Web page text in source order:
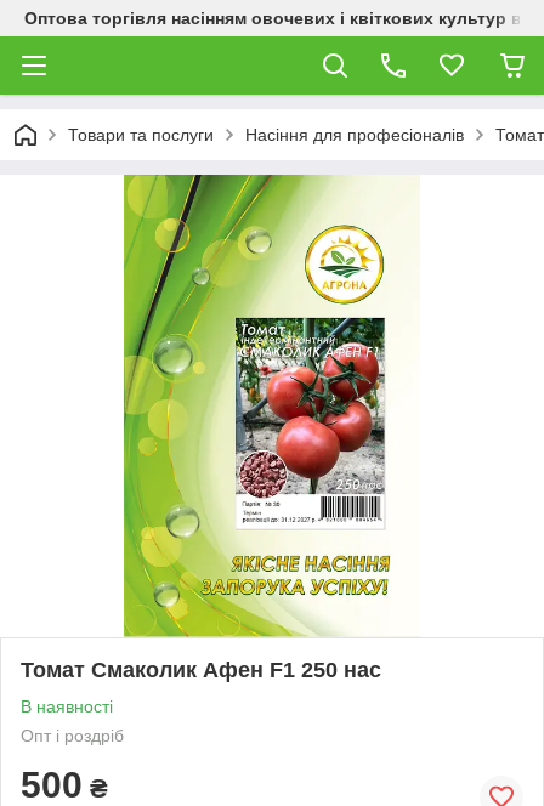
Оптова торгівля насінням овочевих і квіткових культур
Товари та послуги Насіння для професіоналів
Томат Смаколик Афен F1 250 нас
В наявності
Опт і роздріб
500 ₴